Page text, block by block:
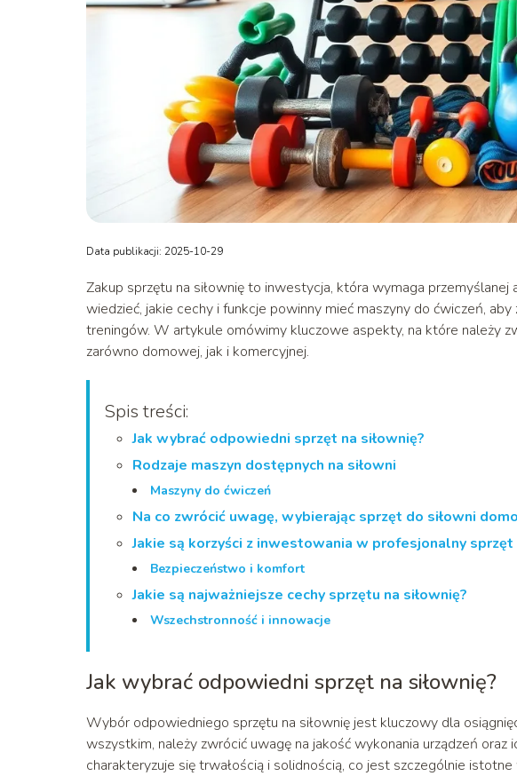
Data publikacji: 2025-10-29
Zakup sprzętu na siłownię to inwestycja, która wymaga
wiedzieć, jakie cechy i funkcje powinny mieć maszyny do ćwiczeń,
treningów. W artykule omówimy kluczowe aspekty, na które należy
zarówno domowej, jak i komercyjnej.
Spis treści:
Jak wybrać odpowiedni sprzęt na siłownię?
Rodzaje maszyn dostępnych na siłowni
Maszyny do ćwiczeń
Na co zwrócić uwagę, wybierając sprzęt do siłowni
Jakie są korzyści z inwestowania w profesjonalny sprzęt
Bezpieczeństwo i komfort
Jakie są najważniejsze cechy sprzętu na siłownię?
Wszechstronność i innowacje
Jak wybrać odpowiedni sprzęt na siłownię?
Wybór odpowiedniego sprzętu na siłownię jest kluczowy dla
wszystkim, należy zwrócić uwagę na jakość wykonania urządzeń oraz
charakteryzuje się trwałością i solidnością, co jest szczególnie